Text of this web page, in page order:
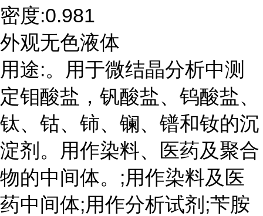
密度:0.981
外观无色液体
用途:。用于微结晶分析中测
定钼酸盐，钒酸盐、钨酸盐、
钛、钴、铈、镧、镨和钕的沉
淀剂。用作染料、医药及聚合
物的中间体。;用作染料及医
药中间体;用作分析试剂;苄胺